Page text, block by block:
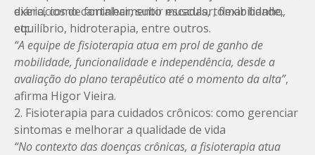
diária, como caminhar, subir escadas, tomar banho,
etc.
exercícios de fortalecimento muscular, flexibilidade,
equilíbrio, hidroterapia, entre outros.
“A equipe de fisioterapia atua em prol de ganho de
mobilidade, funcionalidade e independência, desde a
avaliação do plano terapêutico até o momento da alta”,
afirma Higor Vieira.
2. Fisioterapia para cuidados crônicos: como gerenciar
sintomas e melhorar a qualidade de vida
“No contexto das doenças crônicas, a fisioterapia atua